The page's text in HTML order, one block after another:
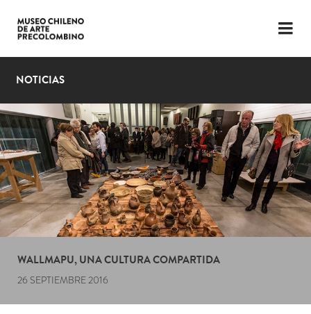
LENGUAJE
PLANIFICA TU VISITA
EXPOSICIONES
COLECCIÓN
EL MUSEO
NOTICIAS
ÚLTIMOS VIDEOS
NOTICIAS
WALLMAPU, UNA CULTURA COMPARTIDA
26 SEPTIEMBRE 2016